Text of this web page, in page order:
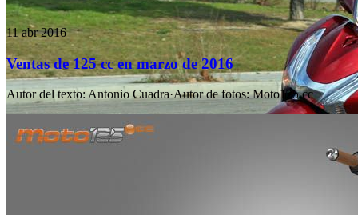
11 abr 2016
Ventas de 125 cc en marzo de 2016
Autor del texto:Antonio Cuadra·Autor de fotos: Moto125.cc